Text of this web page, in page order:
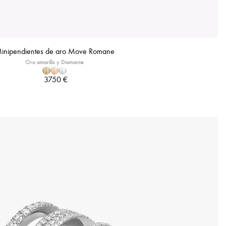
de aro Move Romane
Oro amarillo y Diamante
3750 €